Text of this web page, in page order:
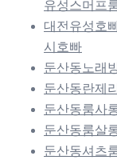
유성스머프
대전유성호
시호빠
둔산동노래
둔산동란제
둔산동룸사
둔산동룸살
둔산동셔츠